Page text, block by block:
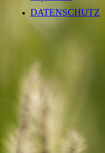
DATENSCHUTZ